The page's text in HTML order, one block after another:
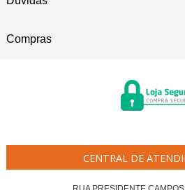
Compras
CENTRAL DE